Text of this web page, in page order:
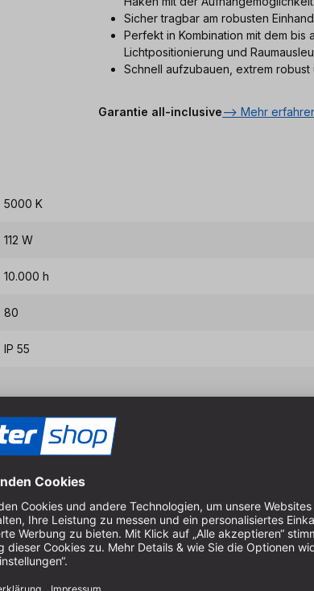
Sicher tragbar am robusten
Perfekt in Kombination mit dem bis
Lichtpositionierung und
Schnell aufzubauen, extrem
Garantie all-inclusive--> Mehr
5000 K
112 W
10.000 h
80
IP 55
3,4 kg
8.000/-lm